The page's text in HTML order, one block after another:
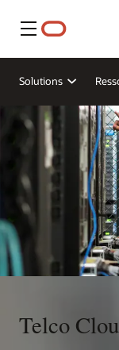
Menu
Solutions
Telco